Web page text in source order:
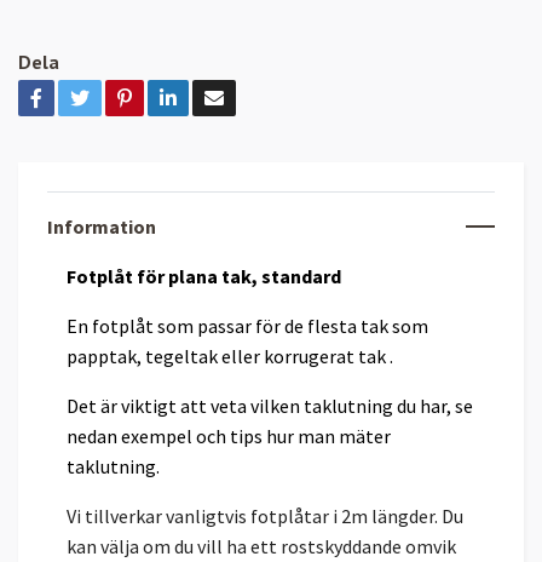
Dela
Information
Fotplåt för plana tak, standard
En fotplåt som passar för de flesta tak som
papptak, tegeltak eller korrugerat tak .
Det är viktigt att veta vilken taklutning du har, se
nedan exempel och tips hur man mäter
taklutning.
Vi tillverkar vanligtvis fotplåtar i 2m längder. Du
kan välja om du vill ha ett rostskyddande omvik